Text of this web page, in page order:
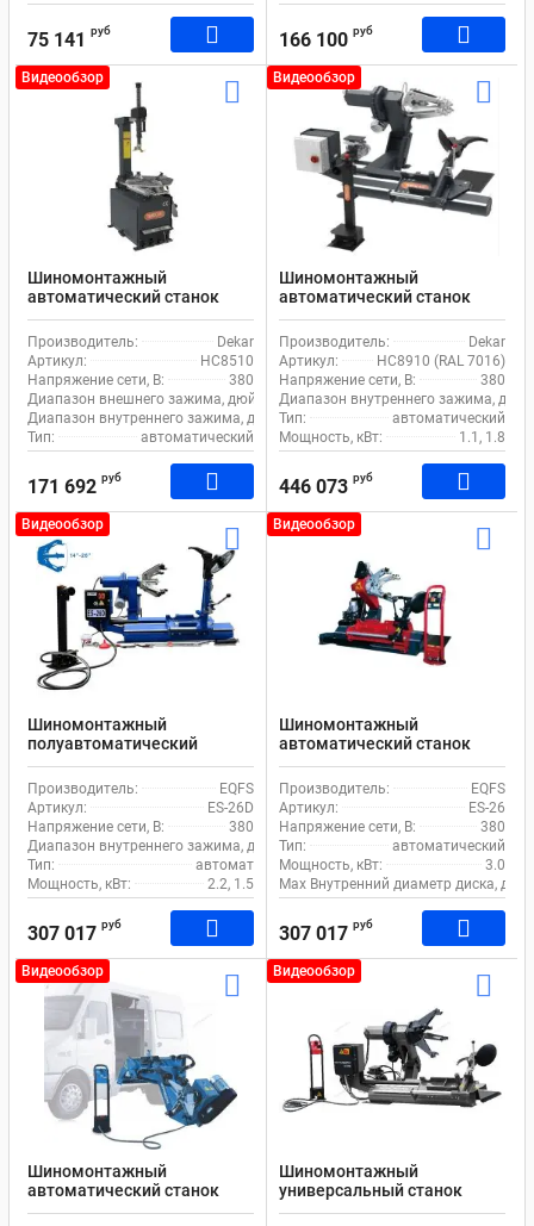
75 141 руб 166 100 руб
Видеообзор
Шиномонтажный
автоматический станок
Dekar HC8510 для легкового
и коммерческого
транспорта
Производитель:
Dekar
Артикул:
HC8510
Напряжение сети, В:
380
Диапазон внешнего зажима, дюйм:
10-22
Диапазон внутреннего зажима, дюйм: 12-24
Тип:
автоматический
171 692 руб
Видеообзор
Шиномонтажный
автоматический станок
Dekar HC8910 для грузового
транспорта
Производитель:
Dekar
Артикул:
HC8910 (RAL 7016)
Напряжение сети, В:
380
Диапазон внутреннего зажима,
Тип:
автоматический
Мощность, кВт:
1.1, 1.8
446 073 руб
Видеообзор
Шиномонтажный
полуавтоматический
станок EQFS ES-26D для
грузового транспорта
Производитель:
EQFS
Артикул:
ES-26D
Напряжение сети, В:
380
Диапазон внутреннего зажима, дюйм: 14-26
Тип:
автомат
Мощность, кВт:
2.2, 1.5
307 017 руб
Видеообзор
Шиномонтажный
автоматический станок
EQFS ES-26 для грузового
транспорта
Производитель:
EQFS
Артикул:
ES-26
Напряжение сети, В:
380
Тип:
автоматический
Мощность, кВт:
3.0
Max Внутренний диаметр диска,
307 017 руб
Видеообзор
Шиномонтажный
автоматический станок
Nordberg 46TRKM для
Видеообзор
Шиномонтажный
универсальный станок
Nordberg 46TRK для